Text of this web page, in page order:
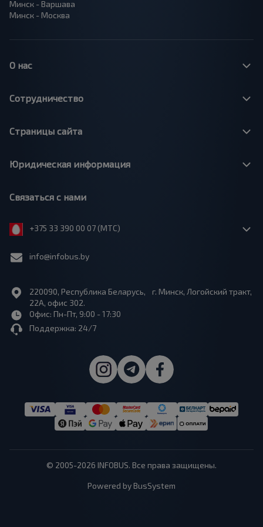
Минск - Варшава
Минск - Москва
О нас
Сотрудничество
Страницы сайта
Юридическая информация
Связаться с нами
+375 33 390 00 07 (МТС)
info@infobus.by
220090, Республика Беларусь, г. Минск, Логойский тракт,
22А, офис 302.
Офис: Пн-Пт, 9:00 - 17:30
Поддержка: 24/7
© 2005-2026 INFOBUS. Все права защищены.
Powered by BusSystem